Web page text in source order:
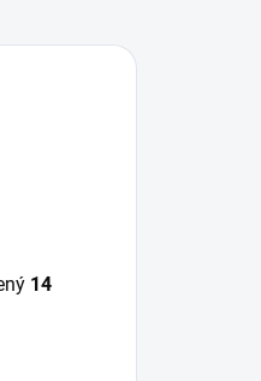
14